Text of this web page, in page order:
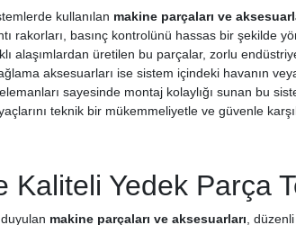
kullanılan makine parçaları ve
rakorları, basınç kontrolünü hassas bir şekilde
alaşımlardan üretilen bu parçalar, zorlu
aksesuarları ise sistem içindeki havanın
sayesinde montaj kolaylığı sunan bu
teknik bir mükemmeliyetle ve güvenle
Kaliteli Yedek Parça
makine parçaları ve aksesuarları ,